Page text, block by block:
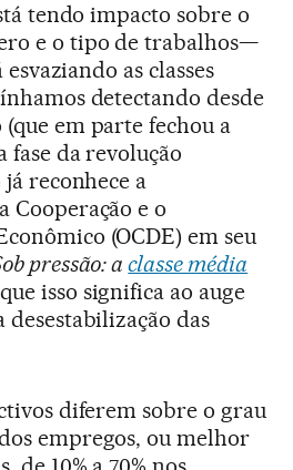
tendo impacto sobre o
e o tipo de trabalhos—
as classes
detectando desde
(que em parte fechou a
fase da revolução
reconhece a
Cooperação e o
(OCDE) em seu
pressão: aclasse média
isso significa ao auge
desestabilização das
diferem sobre o grau
empregos, ou melhor